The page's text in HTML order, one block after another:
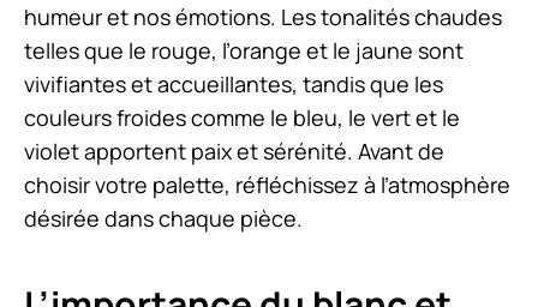
humeur et nos émotions. Les tonalités chaudes
telles que le rouge, l’orange et le jaune sont
vivifiantes et accueillantes, tandis que les
couleurs froides comme le bleu, le vert et le
violet apportent paix et sérénité. Avant de
choisir votre palette, réfléchissez à l’atmosphère
désirée dans chaque pièce.